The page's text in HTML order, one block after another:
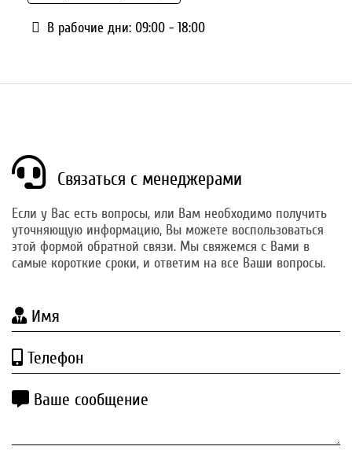
В рабочие дни: 09:00 - 18:00
Связаться с менеджерами
Если у Вас есть вопросы, или Вам необходимо получить
уточняющую информацию, Вы можете воспользоваться
этой формой обратной связи. Мы свяжемся с Вами в
самые короткие сроки, и ответим на все Ваши вопросы.
Имя
Телефон
Ваше сообщение